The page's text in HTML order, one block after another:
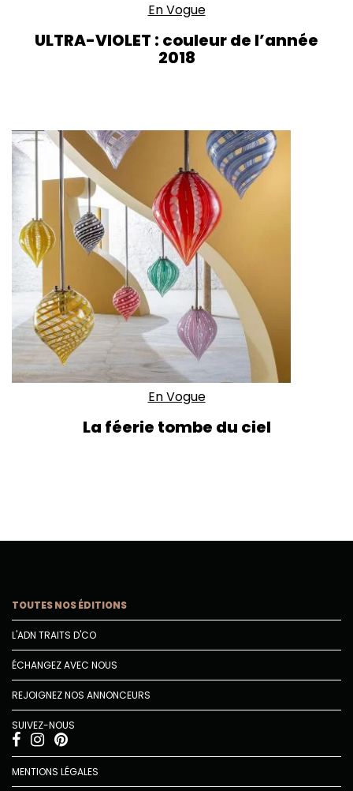
En Vogue
ULTRA-VIOLET : couleur de l’année
2018
En Vogue
La féerie tombe du ciel
TOUTES NOS ÉDITIONS
L'ADN TRAITS D'CO
ÉCHANGEZ AVEC NOUS
REJOIGNEZ NOS ANNONCEURS
SUIVEZ-NOUS
MENTIONS LÉGALES